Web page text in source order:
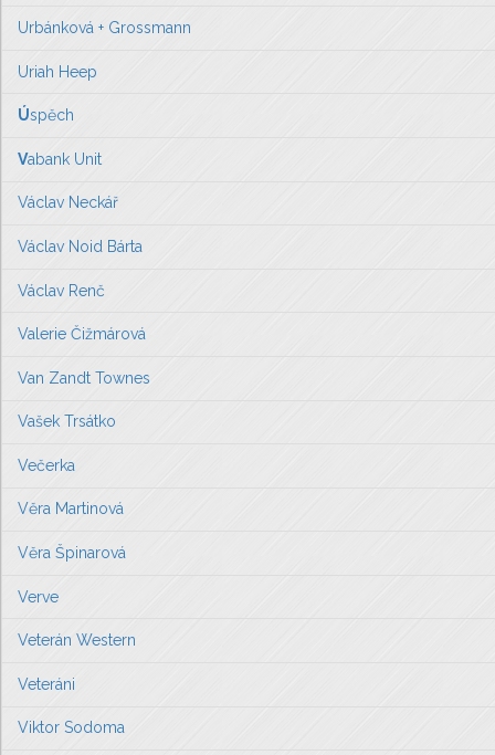
Urbánková + Grossmann
Uriah Heep
Úspěch
Vabank Unit
Václav Neckář
Václav Noid Bárta
Václav Renč
Valerie Čižmárová
Van Zandt Townes
Vašek Trsátko
Večerka
Věra Martinová
Věra Špinarová
Verve
Veterán Western
Veteráni
Viktor Sodoma